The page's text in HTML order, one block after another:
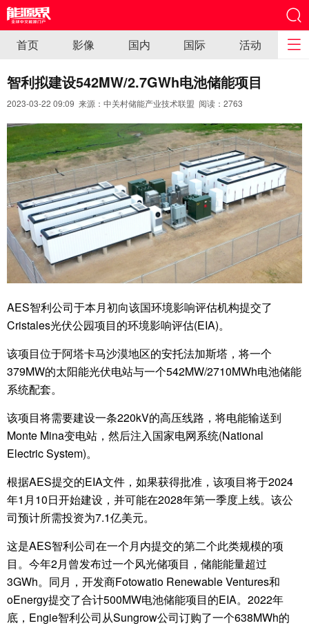
首页 影像 国内 国际 活动
智利拟建设542MW/2.7GWh电池储能项目
2023-03-22 09:09 来源：中关村储能产业技术联盟 阅读： 2763
AES智利公司于本月初向该国环境影响评估机构提交了
Cristales光伏公园项目的环境影响评估(EIA)。
该项目位于阿塔卡马沙漠地区的安托法加斯塔，将一个
379MW的太阳能光伏电站与一个542MW/2710MWh电池储能
系统配套。
该项目将需要建设一条220kV的高压线路，将电能输送到
Monte Mina变电站，然后注入国家电网系统(National
Electric System)。
根据AES提交的EIA文件，如果获得批准，该项目将于2024
年1月10日开始建设，并可能在2028年第一季度上线。该公
司预计所需投资为7.1亿美元。
这是AES智利公司在一个月内提交的第二个此类规模的项
目。今年2月曾发布过一个风光储项目，储能能量超过
3GWh。同月，开发商Fotowatio Renewable Ventures和
oEnergy提交了合计500MW电池储能项目的EIA。2022年
底，Engie智利公司从Sungrow公司订购了一个638MWh的